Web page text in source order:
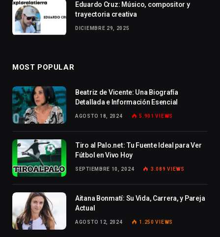
Eduardo Cruz: Músico, compositor y
trayectoria creativa
DICIEMBRE 29, 2025
MOST POPULAR
Beatriz de Vicente: Una Biografía
Detallada e Información Esencial
AGOSTO 18, 2024 5.901VIEWS
Tiro al Palo.net: Tu Fuente Ideal para Ver
Fútbol en Vivo Hoy
SEPTIEMBRE 10, 2024 3.089VIEWS
Aitana Bonmatí: Su Vida, Carrera, y Pareja
Actual
AGOSTO 12, 2024 1.250VIEWS